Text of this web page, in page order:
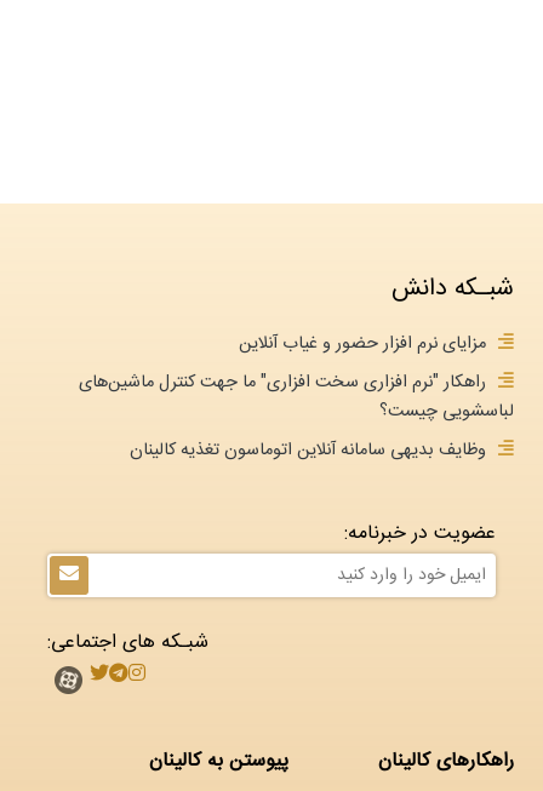
شبـکه دانش
مزایای نرم افزار حضور و غیاب آنلاین
راهکار "نرم افزاری سخت افزاری" ما جهت کنترل ماشین‌های
لباسشویی چیست؟
وظایف بدیهی سامانه آنلاین اتوماسون تغذیه کالینان
عضویت در خبرنامه:
شبـکه های اجتماعی:
راهکارهای کالینان پیوستن به کالینان